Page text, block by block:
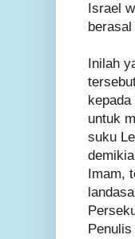
Israel
Inilah
untuk
suku
Imam,